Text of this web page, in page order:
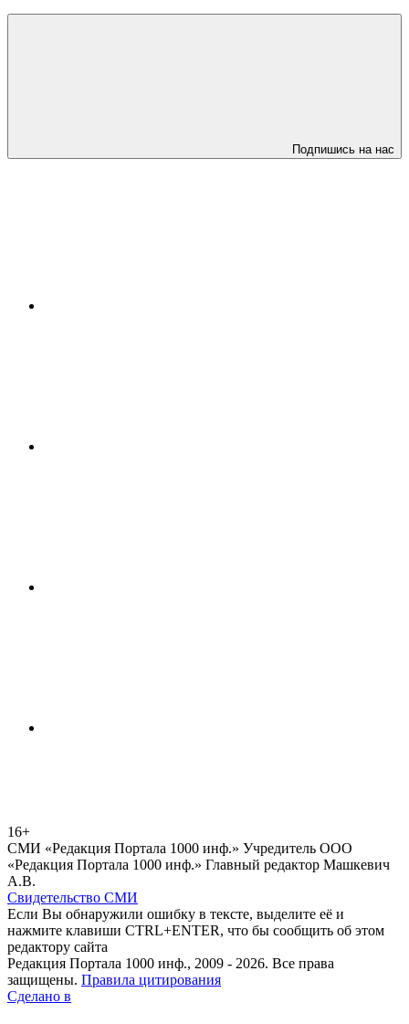
Подпишись на нас
16+
СМИ «Редакция Портала 1000 инф.» Учредитель ООО
«Редакция Портала 1000 инф.» Главный редактор Машкевич
А.В.
Свидетельство СМИ
Если Вы обнаружили ошибку в тексте, выделите её и
нажмите клавиши CTRL+ENTER, что бы сообщить об этом
редактору сайта
Редакция Портала 1000 инф., 2009 - 2026. Все права
защищены. Правила цитирования
Сделано в